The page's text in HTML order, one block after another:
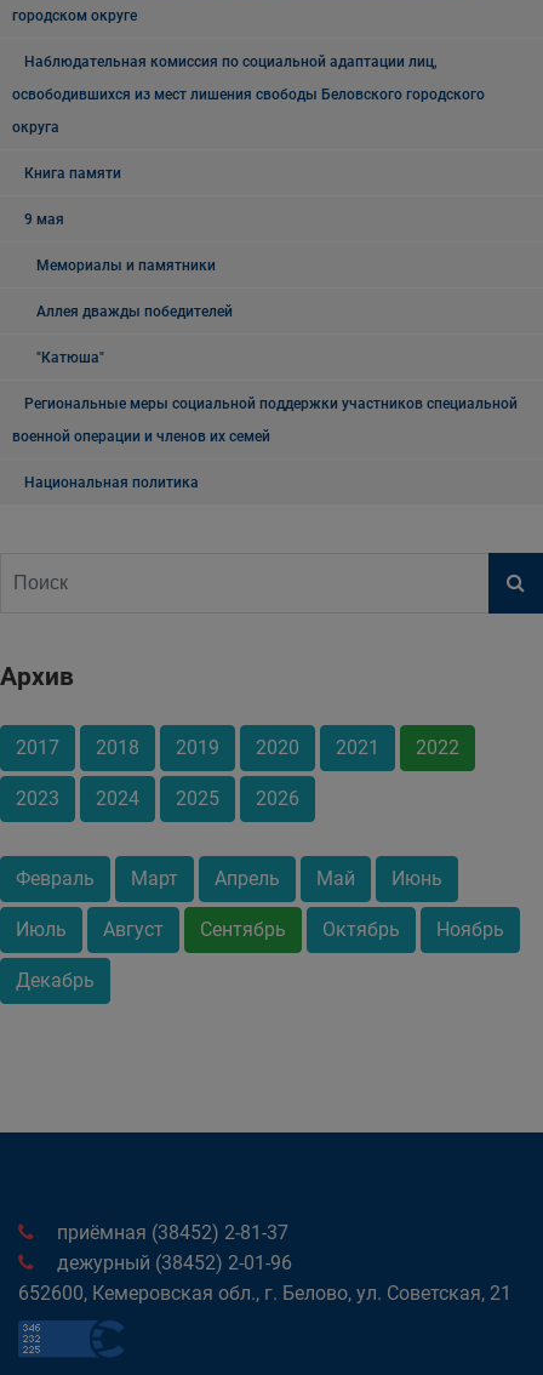
городском округе
Наблюдательная комиссия по социальной адаптации лиц,
освободившихся из мест лишения свободы Беловского городского
округа
Книга памяти
9 мая
Мемориалы и памятники
Аллея дважды победителей
"Катюша"
Региональные меры социальной поддержки участников специальной
военной операции и членов их семей
Национальная политика
Архив
2017 2018 2019 2020 2021 2022
2023 2024 2025 2026
Февраль Март Апрель Май Июнь
Июль Август Сентябрь Октябрь Ноябрь
Декабрь
приёмная (38452) 2-81-37
дежурный (38452) 2-01-96
652600, Кемеровская обл., г. Белово, ул. Советская, 21